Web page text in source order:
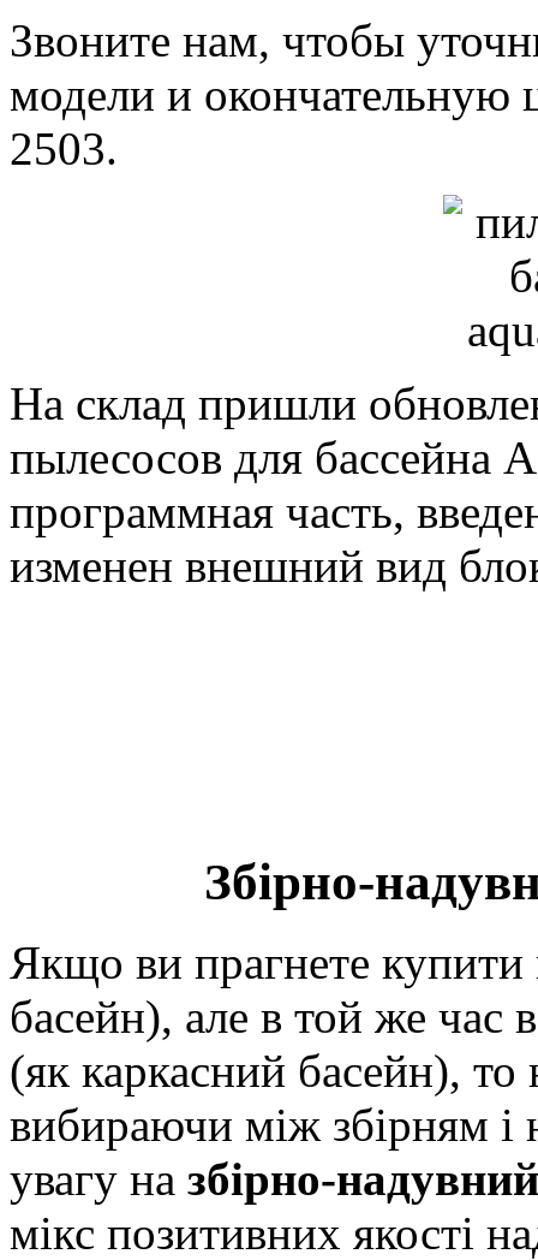
Звоните нам, чтобы
модели и окончательную
2503.
На склад пришли
пылесосов для бассейна
программная часть,
изменен внешний вид
Збірно-
Якщо ви прагнете
басейн), але в той же час
(як каркасний басейн), то
вибираючи між збірням і
увагу на збірно-
мікс позитивних якості